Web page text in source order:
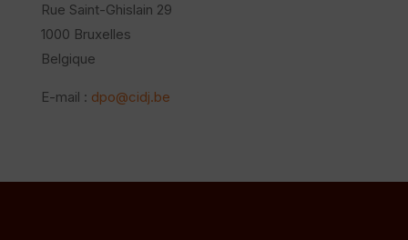
Rue Saint-Ghislain 29
1000 Bruxelles
Belgique
E-mail : dpo@cidj.be